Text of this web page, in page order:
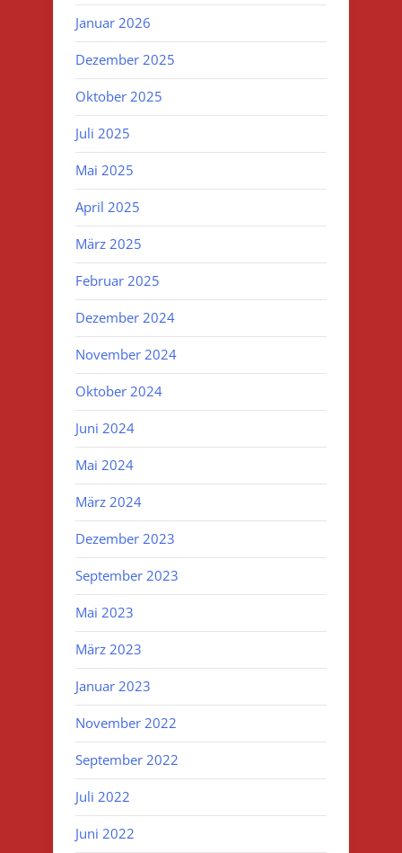
Januar 2026
Dezember 2025
Oktober 2025
Juli 2025
Mai 2025
April 2025
März 2025
Februar 2025
Dezember 2024
November 2024
Oktober 2024
Juni 2024
Mai 2024
März 2024
Dezember 2023
September 2023
Mai 2023
März 2023
Januar 2023
November 2022
September 2022
Juli 2022
Juni 2022